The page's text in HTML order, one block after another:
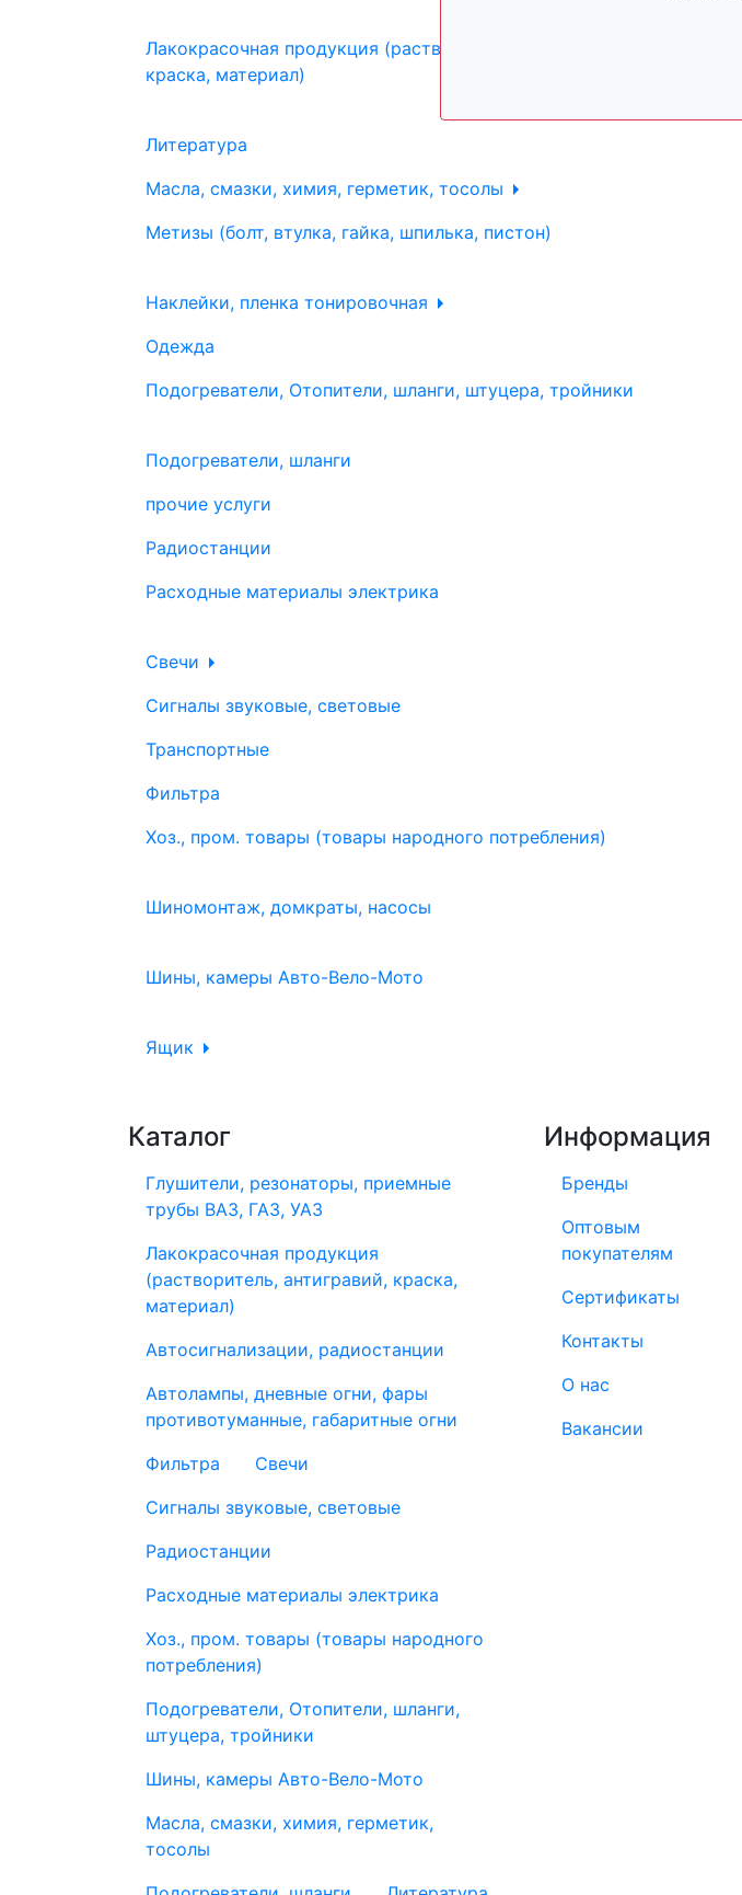
Лакокрасочная продукция (растворитель, антигравий,
краска, материал)
Литература
Масла, смазки, химия, герметик, тосолы
Метизы (болт, втулка, гайка, шпилька, пистон)
Наклейки, пленка тонировочная
Одежда
Подогреватели, Отопители, шланги, штуцера, тройники
Подогреватели, шланги
прочие услуги
Радиостанции
Расходные материалы электрика
Свечи
Сигналы звуковые, световые
Транспортные
Фильтра
Хоз., пром. товары (товары народного потребления)
Шиномонтаж, домкраты, насосы
Шины, камеры Авто-Вело-Мото
Ящик
Каталог
Глушители, резонаторы, приемные
трубы ВАЗ, ГАЗ, УАЗ
Лакокрасочная продукция
(растворитель, антигравий, краска,
материал)
Автосигнализации, радиостанции
Автолампы, дневные огни, фары
противотуманные, габаритные огни
Фильтра
Свечи
Сигналы звуковые, световые
Радиостанции
Расходные материалы электрика
Хоз., пром. товары (товары народного
потребления)
Подогреватели, Отопители, шланги,
штуцера, тройники
Шины, камеры Авто-Вело-Мото
Масла, смазки, химия, герметик,
тосолы
Информация
Бренды
Оптовым
покупателям
Сертификаты
Контакты
О нас
Вакансии